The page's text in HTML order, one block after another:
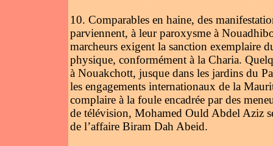
10. Comparables en haine, des
parviennent, à leur paroxysme à
marcheurs exigent la sanction exemplaire
physique, conformément à la Charia.
à Nouakchott, jusque dans les jardins du
les engagements internationaux de la
complaire à la foule encadrée par des
de télévision, Mohamed Ould Abdel Aziz
de l’affaire Biram Dah Abeid.